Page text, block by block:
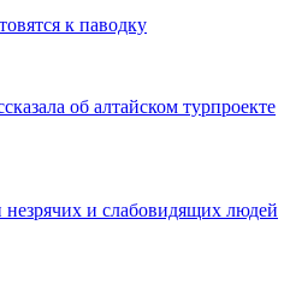
к паводку
об алтайском турпроекте
и слабовидящих людей